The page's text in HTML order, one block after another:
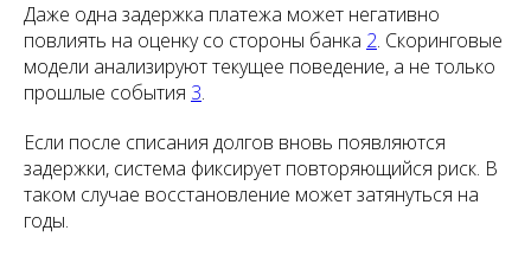
Даже одна задержка платежа может негативно
повлиять на оценку со стороны банка 2. Скоринговые
модели анализируют текущее поведение, а не только
прошлые события 3.
Если после списания долгов вновь появляются
задержки, система фиксирует повторяющийся риск. В
таком случае восстановление может затянуться на
годы.